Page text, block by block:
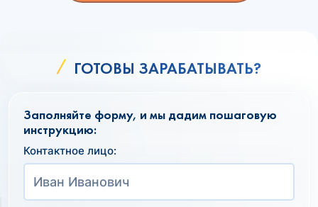
ГОТОВЫ ЗАРАБАТЫВАТЬ?
Заполняйте форму, и мы дадим пошаговую
инструкцию:
Контактное лицо: